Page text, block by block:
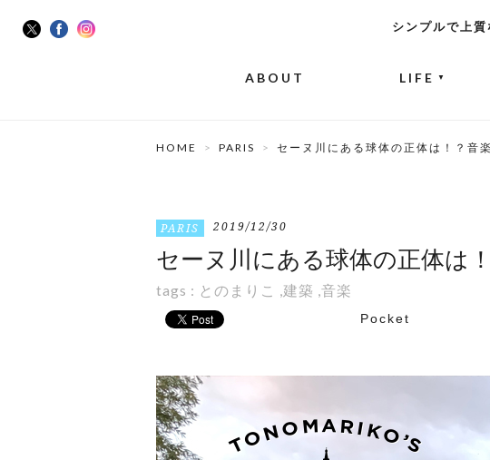
シンプルで上
ABOUT LIFE ▼
HOME PARIS セーヌ川にある球体の正体は！？音
PARIS 2019/12/30
セーヌ川にある球体の正体は
tags : とのまりこ ,建築 ,音楽
Pocket